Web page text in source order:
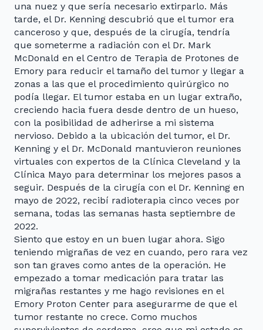
una nuez y que sería necesario extirparlo. Más
tarde, el Dr. Kenning descubrió que el tumor era
canceroso y que, después de la cirugía, tendría
que someterme a radiación con el Dr. Mark
McDonald en el Centro de Terapia de Protones de
Emory para reducir el tamaño del tumor y llegar a
zonas a las que el procedimiento quirúrgico no
podía llegar. El tumor estaba en un lugar extraño,
creciendo hacia fuera desde dentro de un hueso,
con la posibilidad de adherirse a mi sistema
nervioso. Debido a la ubicación del tumor, el Dr.
Kenning y el Dr. McDonald mantuvieron reuniones
virtuales con expertos de la Clínica Cleveland y la
Clínica Mayo para determinar los mejores pasos a
seguir. Después de la cirugía con el Dr. Kenning en
mayo de 2022, recibí radioterapia cinco veces por
semana, todas las semanas hasta septiembre de
2022.
Siento que estoy en un buen lugar ahora. Sigo
teniendo migrañas de vez en cuando, pero rara vez
son tan graves como antes de la operación. He
empezado a tomar medicación para tratar las
migrañas restantes y me hago revisiones en el
Emory Proton Center para asegurarme de que el
tumor restante no crece. Como muchos